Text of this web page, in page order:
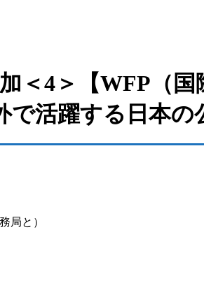
＜4＞【WFP（国
活躍する日本の
局と）